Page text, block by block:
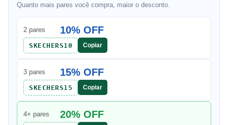
Quanto mais pares você compra, maior o desconto.
2 pares 10% OFF
SKECHERS10 Copiar
3 pares 15% OFF
SKECHERS15 Copiar
4+ pares 20% OFF